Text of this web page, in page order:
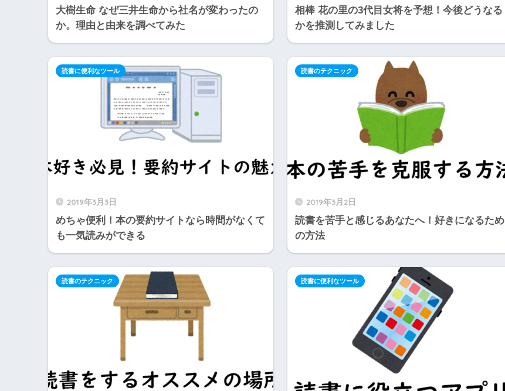
大樹生命 なぜ三井生命から社名が変わったの
か。理由と由来を調べてみた
相棒 花の里の3代目女将を予想！今後どうなる
かを推測してみました
2019年3月3日
めちゃ便利！本の要約サイトなら時間がなくて
も一気読みができる
読書に便利なツール
2019年3月2日
読書を苦手と感じるあなたへ！好きになるため
の方法
読書のテクニック
読書のテクニック 読書に便利なツール